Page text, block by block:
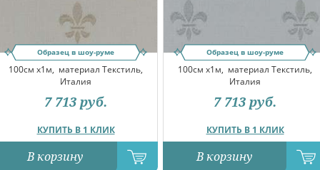
Образец в шоу-руме
100см x1м, материал Текстиль,
Италия
КУПИТЬ В 1 КЛИК
7 713 руб.
В корзину
Образец в шоу-руме
100см x1м, материал Текстиль,
Италия
КУПИТЬ В 1 КЛИК
7 713 руб.
В корзину